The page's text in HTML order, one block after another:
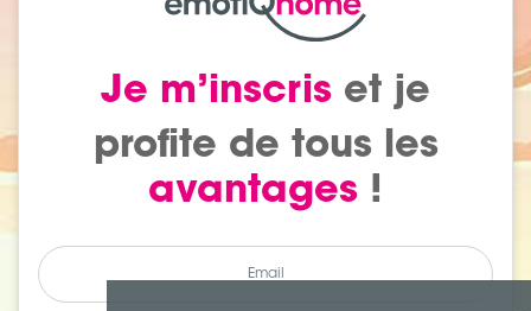
Je m’inscris et je
profite de tous les
avantages !